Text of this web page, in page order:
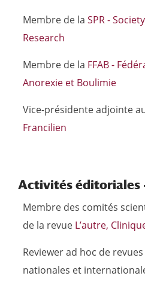
Membre de la SPR -
Research
Membre de la FFAB -
Anorexie et Boulimie
Vice-présidente adjointe
Francilien
Activités éditoriales
Membre des comités
de la revue L’autre,
Reviewer ad hoc de
nationales et